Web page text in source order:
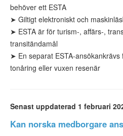
behöver ett ESTA
➤ Giltigt elektroniskt och
➤ ESTA är för turism-, affärs-,
transitändamål
➤ En separat ESTA-ansökankrävs
tonåring eller vuxen resenär
Senast uppdaterad 1 februari
Kan norska medborgare